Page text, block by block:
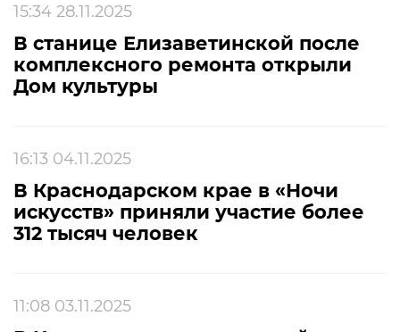
15:34 28.11.2025
В станице Елизаветинской после
комплексного ремонта открыли
Дом культуры
16:13 04.11.2025
В Краснодарском крае в «Ночи
искусств» приняли участие более
312 тысяч человек
11:08 03.11.2025